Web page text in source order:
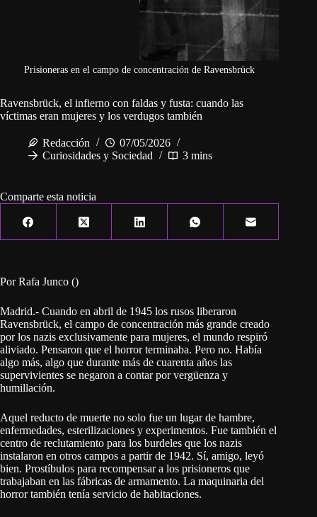
Prisioneras en el campo de concentración de Ravensbrück
Ravensbrück, el infierno con faldas y fusta: cuando las
víctimas eran mujeres y los verdugos también
Redacción
07/05/2026
Curiosidades y Sociedad
3 mins
Comparte esta noticia
Por Rafa Junco ()
Madrid.- Cuando en abril de 1945 los rusos liberaron
Ravensbrück, el campo de concentración más grande creado
por los nazis exclusivamente para mujeres, el mundo respiró
aliviado. Pensaron que el horror terminaba. Pero no. Había
algo más, algo que durante más de cuarenta años las
supervivientes se negaron a contar por vergüenza y
humillación.
Aquel reducto de muerte no solo fue un lugar de hambre,
enfermedades, esterilizaciones y experimentos. Fue también el
centro de reclutamiento para los burdeles que los nazis
instalaron en otros campos a partir de 1942. Sí, amigo, leyó
bien. Prostíbulos para recompensar a los prisioneros que
trabajaban en las fábricas de armamento. La maquinaria del
horror también tenía servicio de habitaciones.